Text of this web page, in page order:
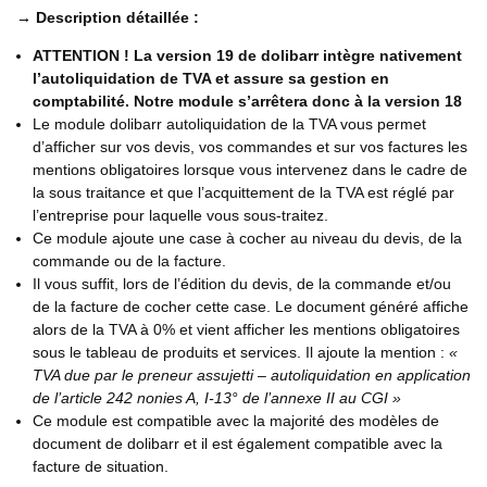
→ Description détaillée :
ATTENTION ! La version 19 de dolibarr intègre nativement
l’autoliquidation de TVA et assure sa gestion en
comptabilité. Notre module s’arrêtera donc à la version 18
Le module dolibarr autoliquidation de la TVA vous permet
d’afficher sur vos devis, vos commandes et sur vos factures les
mentions obligatoires lorsque vous intervenez dans le cadre de
la sous traitance et que l’acquittement de la TVA est réglé par
l’entreprise pour laquelle vous sous-traitez.
Ce module ajoute une case à cocher au niveau du devis, de la
commande ou de la facture.
Il vous suffit, lors de l’édition du devis, de la commande et/ou
de la facture de cocher cette case. Le document généré affiche
alors de la TVA à 0% et vient afficher les mentions obligatoires
sous le tableau de produits et services. Il ajoute la mention : «
TVA due par le preneur assujetti – autoliquidation en application
de l’article 242 nonies A, I-13° de l’annexe II au CGI »
Ce module est compatible avec la majorité des modèles de
document de dolibarr et il est également compatible avec la
facture de situation.